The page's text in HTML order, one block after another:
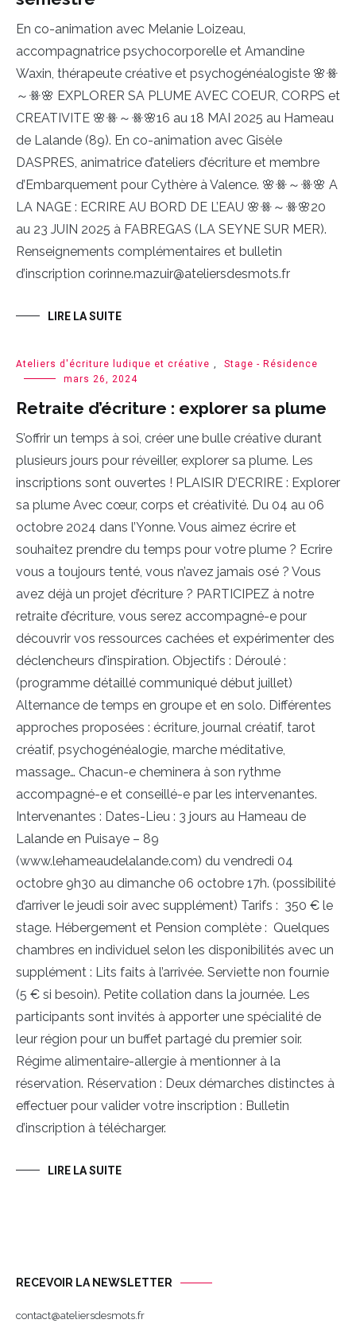
En co-animation avec Melanie Loizeau,
accompagnatrice psychocorporelle et Amandine
Waxin, thérapeute créative et psychogénéalogiste 🌸ꗥ
～ꗥ🌸 EXPLORER SA PLUME AVEC COEUR, CORPS et
CREATIVITE 🌸ꗥ～ꗥ🌸16 au 18 MAI 2025 au Hameau
de Lalande (89). En co-animation avec Gisèle
DASPRES, animatrice d’ateliers d’écriture et membre
d’Embarquement pour Cythère à Valence. 🌸ꗥ～ꗥ🌸 A
LA NAGE : ECRIRE AU BORD DE L’EAU 🌸ꗥ～ꗥ🌸20
au 23 JUIN 2025 à FABREGAS (LA SEYNE SUR MER).
Renseignements complémentaires et bulletin
d’inscription corinne.mazuir@ateliersdesmots.fr
LIRE LA SUITE
Ateliers d'écriture ludique et créative ,
Stage - Résidence
mars 26, 2024
Retraite d’écriture : explorer sa plume
S’offrir un temps à soi, créer une bulle créative durant
plusieurs jours pour réveiller, explorer sa plume. Les
inscriptions sont ouvertes ! PLAISIR D’ECRIRE : Explorer
sa plume Avec cœur, corps et créativité. Du 04 au 06
octobre 2024 dans l’Yonne. Vous aimez écrire et
souhaitez prendre du temps pour votre plume ? Ecrire
vous a toujours tenté, vous n’avez jamais osé ? Vous
avez déjà un projet d’écriture ? PARTICIPEZ à notre
retraite d’écriture, vous serez accompagné-e pour
découvrir vos ressources cachées et expérimenter des
déclencheurs d’inspiration. Objectifs : Déroulé :
(programme détaillé communiqué début juillet)
Alternance de temps en groupe et en solo. Différentes
approches proposées : écriture, journal créatif, tarot
créatif, psychogénéalogie, marche méditative,
massage… Chacun-e cheminera à son rythme
accompagné-e et conseillé-e par les intervenantes.
Intervenantes : Dates-Lieu : 3 jours au Hameau de
Lalande en Puisaye – 89
(www.lehameaudelalande.com) du vendredi 04
octobre 9h30 au dimanche 06 octobre 17h. (possibilité
d’arriver le jeudi soir avec supplément) Tarifs : 350 € le
stage. Hébergement et Pension complète : Quelques
chambres en individuel selon les disponibilités avec un
supplément : Lits faits à l’arrivée. Serviette non fournie
(5 € si besoin). Petite collation dans la journée. Les
participants sont invités à apporter une spécialité de
leur région pour un buffet partagé du premier soir.
Régime alimentaire-allergie à mentionner à la
réservation. Réservation : Deux démarches distinctes à
effectuer pour valider votre inscription : Bulletin
d’inscription à télécharger.
LIRE LA SUITE
RECEVOIR LA NEWSLETTER
contact@ateliersdesmots.fr